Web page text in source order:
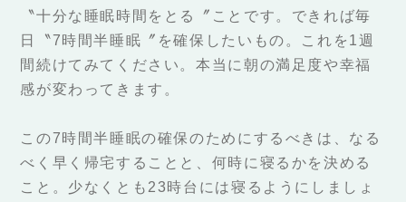
〝十分な睡眠時間をとる〞ことです。できれば毎
日〝7時間半睡眠〞を確保したいもの。これを1週
間続けてみてください。本当に朝の満足度や幸福
感が変わってきます。
この7時間半睡眠の確保のためにするべきは、なる
べく早く帰宅することと、何時に寝るかを決める
こと。少なくとも23時台には寝るようにしましょ